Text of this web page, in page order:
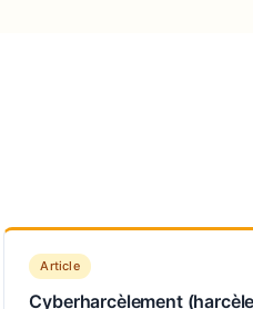
Article
Cyberharcèlement